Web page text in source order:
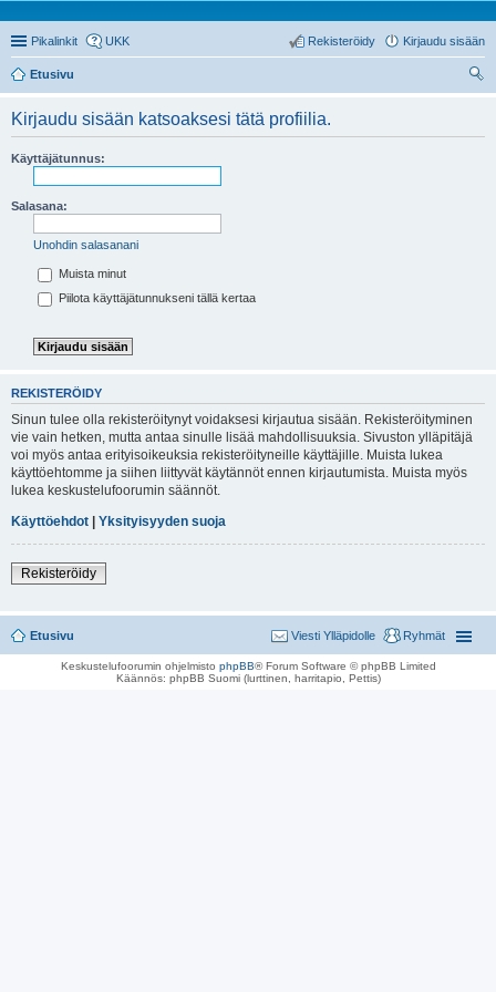
Pikalinkit UKK Kirjaudu sisään
Rekisteröidy
Etusivu
Kirjaudu sisään katsoaksesi tätä profiilia.
Käyttäjätunnus:
Salasana:
Unohdin salasanani
Muista minut
Piilota käyttäjätunnukseni tällä kertaa
REKISTERÖIDY
Sinun tulee olla rekisteröitynyt voidaksesi kirjautua sisään. Rekisteröityminen
vie vain hetken, mutta antaa sinulle lisää mahdollisuuksia. Sivuston ylläpitäjä
voi myös antaa erityisoikeuksia rekisteröityneille käyttäjille. Muista lukea
käyttöehtomme ja siihen liittyvät käytännöt ennen kirjautumista. Muista myös
lukea keskustelufoorumin säännöt.
Käyttöehdot | Yksityisyyden suoja
Rekisteröidy
Etusivu Ryhmät
Viesti Ylläpidolle
Keskustelufoorumin ohjelmisto phpBB® Forum Software © phpBB Limited
Käännös: phpBB Suomi (lurttinen, harritapio, Pettis)